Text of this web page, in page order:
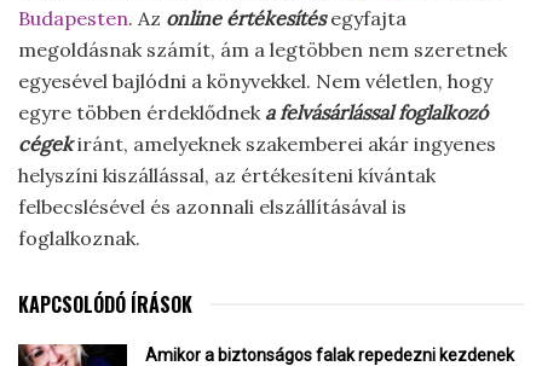
Budapesten. Az online értékesítésegyfajta
megoldásnak számít, ám a legtöbben nem szeretnek
egyesével bajlódni a könyvekkel. Nem véletlen, hogy
egyre többen érdeklődnek a felvásárlással foglalkozó
cégekiránt, amelyeknek szakemberei akár ingyenes
helyszíni kiszállással, az értékesíteni kívántak
felbecslésével és azonnali elszállításával is
foglalkoznak.
KAPCSOLÓDÓ ÍRÁSOK
Amikor a biztonságos falak repedezni kezdenek